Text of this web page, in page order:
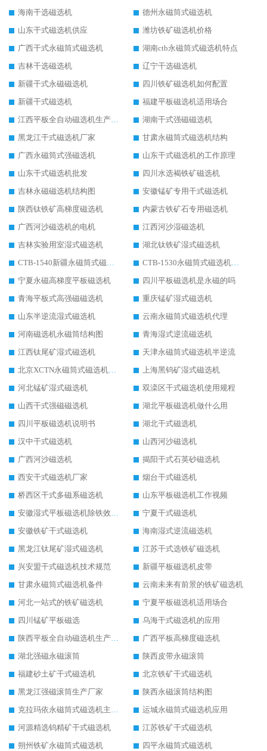
海南干选磁选机
德州永磁筒式磁选机
山东干式磁选机供应
潍坊铁矿磁选机价格
广西干式永磁筒式磁选机
湖南ctb永磁筒式磁选机特点
吉林干选磁选机
辽宁干选磁选机
新疆干式永磁磁选机
四川铁矿磁选机如何配置
新疆干式磁选机
福建平板磁选机适用场合
江西平板全自动磁选机生产厂家
湖南干式强磁磁选机
黑龙江干式磁选机厂家
甘肃永磁筒式磁选机结构
广西永磁筒式强磁选机
山东干式磁选机的工作原理
山东干式磁选机批发
四川水选褐铁矿磁选机
吉林永磁磁选机结构图
安徽锰矿专用干式磁选机
陕西钛铁矿高梯度磁选机
内蒙古铁矿石专用磁选机
广西河沙磁选机的电机
江西河沙湿磁选机
吉林实验用室湿式磁选机
湖北钛铁矿湿式磁选机
CTB-1540新疆永磁筒式磁选机
CTB-1530永磁筒式磁选机代理商
宁夏永磁高梯度平板磁选机
四川平板磁选机是永磁的吗
青海平板式高强磁磁选机
重庆锰矿湿式磁选机
山东半逆流湿式磁选机
云南永磁筒式磁选机代理
河南磁选机永磁筒结构图
青海湿式逆流磁选机
江西钛尾矿湿式磁选机
天津永磁筒式磁选机半逆流
北京XCTN永磁筒式磁选机磁块位置
上海黑钨矿湿式磁选机
河北锰矿湿式磁选机
双滦区干式磁选机使用规程
山西干式强磁磁选机
湖北平板磁选机做什么用
四川平板磁选机说明书
湖北干式磁选机
汉中干式磁选机
山西河沙磁选机
广西河沙磁选机
揭阳干式石英砂磁选机
西安干式磁选机厂家
烟台干式磁选机
桥西区干式多磁系磁选机
山东平板磁选机工作视频
安徽湿式平板磁选机除铁效果怎么样
宁夏干式磁选机
安徽铁矿干式磁选机
海南湿式逆流磁选机
黑龙江钛尾矿湿式磁选机
江苏干式选铁矿磁选机
兴安盟干式磁选机技术规范
新疆平板磁选机皮带
甘肃永磁筒式磁选机备件
云南未来有前景的铁矿磁选机
河北一站式的铁矿磁选机
宁夏平板磁选机适用场合
四川锰矿平板磁选
乌海干式磁选机的应用
陕西平板全自动磁选机生产厂家
广西平板高梯度磁选机
湖北强磁永磁滚筒
陕西皮带永磁滚筒
福建砂土矿干式磁选机
北京铁矿干式磁选机
黑龙江强磁滚筒生产厂家
陕西永磁滚筒结构图
克拉玛依永磁筒式磁选机主要技术参数
运城永磁筒式磁选机应用
河源精选钨精矿干式磁选机
江苏铁矿干式磁选机
朔州铁矿永磁筒式磁选机
四平永磁筒式磁选机